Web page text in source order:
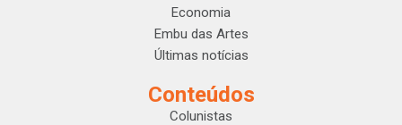
Economia
Embu das Artes
Últimas notícias
Conteúdos
Colunistas